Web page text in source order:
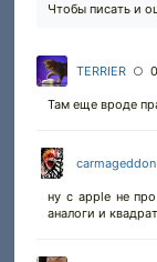
Чтобы писать и
TERRIER ○
Там еще вроде
carmageddon
ну с apple не
аналоги и